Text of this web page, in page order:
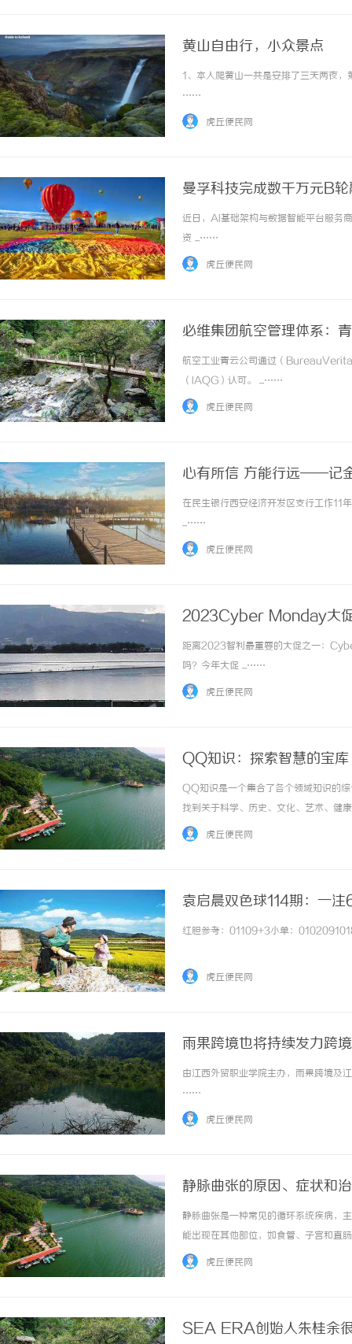
黄山自由行，小众景点
1、本人爬黄山一共是安排了三天两夜
……
虎丘便民网
曼孚科技完成数千万元B
近日，AI基础架构与数据智能平台服务
资 ...……
虎丘便民网
必维集团航空管理体系：
航空工业青云公司通过（
（IAQG）认可。 ...……
虎丘便民网
心有所信 方能行远——记
在民生银行西安经济开发区支行工作
...……
虎丘便民网
2023Cyber Monday大促
距离2023智利最重要的大促之一：
吗？今年大促 ...……
虎丘便民网
QQ知识：探索智慧的宝库
QQ知识是一个集合了各个领域知识的
找到关于科学、历史、文化、艺术、健
社区，让用户们可以互相分享自己所了
虎丘便民网
袁启晨双色球114期：一
红胆参考：01109+3小单：
虎丘便民网
雨果跨境也将持续发力跨
由江西外贸职业学院主办，雨果跨境及
……
虎丘便民网
静脉曲张的原因、症状和
静脉曲张是一种常见的循环系统疾病，
能出现在其他部位，如食管、子宫和直
这可能是由于长时间站立或久坐不动、
虎丘便民网
SEA ERA创始人朱桂余